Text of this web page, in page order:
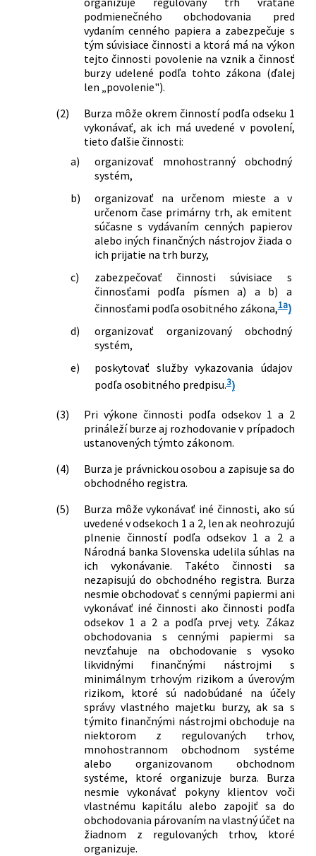
8/2008 Z. z.
Zákon o poisťovníctve a o zmene a
doplnení niektorých zákonov
297/2008 Z. z.
Zákon o ochrane pred legalizáciou
príjmov z trestnej činnosti a o ochrane
pred financovaním terorizmu a o
zmene a doplnení niektorých zákonov
č. 566/2001 Z. z. o cenných papieroch a
investičných službách a o zmene a
doplnení niektorých zákonov (zákon o
cenných papieroch) v znení neskorších
predpisov a o zmene a doplnení
niektorých zákonov
487/2009 Z. z.
Zákon, ktorým sa mení a dopĺňa zákon
č. 513/1991 Zb. Obchodný zákonník v
znení neskorších predpisov a o zmene a
doplnení niektorých zákonov
520/2011 Z. z.
Zákon, ktorým sa mení a dopĺňa zákon
č. 566/2001 Z. z. o cenných papieroch a
investičných službách a o zmene a
doplnení niektorých zákonov (zákon o
cenných papieroch) v znení neskorších
predpisov a ktorým sa menia a
dopĺňajú niektoré zákony
547/2011 Z. z.
Zákon, ktorým sa mení a dopĺňa zákon
neskorších predpisov a o zmene a
doplnení niektorých zákonov
352/2013 Z. z.
Zákon, ktorým sa mení a dopĺňa zákon
neskorších predpisov a ktorým sa
menia a dopĺňajú niektoré zákony
206/2014 Z. z.
Zákon, ktorým sa mení a dopĺňa zákon
č. 530/1990 Zb. o dlhopisoch v znení
neskorších predpisov a ktorým sa mení
a dopĺňa zákon č. 429/2002 Z. z. o burze
cenných papierov v znení neskorších
predpisov
388/2015 Z. z.
Zákon, ktorým sa mení a dopĺňa zákon
č. 429/2002 Z. z. o burze cenných
papierov v znení neskorších predpisov a
ktorým sa mení a dopĺňa zákon č.
566/2001 Z. z. o cenných papieroch a
investičných službách a o zmene a
doplnení niektorých zákonov
91/2016 Z. z.
Zákon o trestnej zodpovednosti
právnických osôb a o zmene a doplnení
niektorých zákonov
125/2016 Z. z.
Zákon o niektorých opatreniach
súvisiacich s prijatím Civilného
sporového poriadku, Civilného
mimosporového poriadku a Správneho
súdneho poriadku a o zmene a doplnení
niektorých zákonov
292/2016 Z. z.
Zákon, ktorým sa mení a dopĺňa zákon
podmienečného obchodovania pred
vydaním cenného papiera a zabezpečuje s
tým súvisiace činnosti a ktorá má na výkon
tejto činnosti povolenie na vznik a činnosť
burzy udelené podľa tohto zákona (ďalej
len „povolenie").
(2)
Burza môže okrem činností podľa odseku 1
vykonávať, ak ich má uvedené v povolení,
tieto ďalšie činnosti:
a)
organizovať mnohostranný obchodný
systém,
b)
organizovať na určenom mieste a v
určenom čase primárny trh, ak emitent
súčasne s vydávaním cenných papierov
alebo iných finančných nástrojov žiada o
ich prijatie na trh burzy,
c)
zabezpečovať činnosti súvisiace s
činnosťami podľa písmen a) a b) a
činnosťami podľa osobitného zákona,1a)
d)
organizovať organizovaný obchodný
systém,
e)
poskytovať služby vykazovania údajov
podľa osobitného predpisu.3)
(3)
Pri výkone činnosti podľa odsekov 1 a 2
prináleží burze aj rozhodovanie v prípadoch
ustanovených týmto zákonom.
(4)
Burza je právnickou osobou a zapisuje sa do
obchodného registra.
(5)
Burza môže vykonávať iné činnosti, ako sú
uvedené v odsekoch 1 a 2, len ak neohrozujú
plnenie činností podľa odsekov 1 a 2 a
Národná banka Slovenska udelila súhlas na
ich vykonávanie. Takéto činnosti sa
nezapisujú do obchodného registra. Burza
nesmie obchodovať s cennými papiermi ani
vykonávať iné činnosti ako činnosti podľa
odsekov 1 a 2 a podľa prvej vety. Zákaz
obchodovania s cennými papiermi sa
nevzťahuje na obchodovanie s vysoko
likvidnými finančnými nástrojmi s
minimálnym trhovým rizikom a úverovým
rizikom, ktoré sú nadobúdané na účely
správy vlastného majetku burzy, ak sa s
týmito finančnými nástrojmi obchoduje na
niektorom z regulovaných trhov,
mnohostrannom obchodnom systéme
alebo organizovanom obchodnom
systéme, ktoré organizuje burza. Burza
nesmie vykonávať pokyny klientov voči
vlastnému kapitálu alebo zapojiť sa do
obchodovania párovaním na vlastný účet na
žiadnom z regulovaných trhov, ktoré
organizuje.